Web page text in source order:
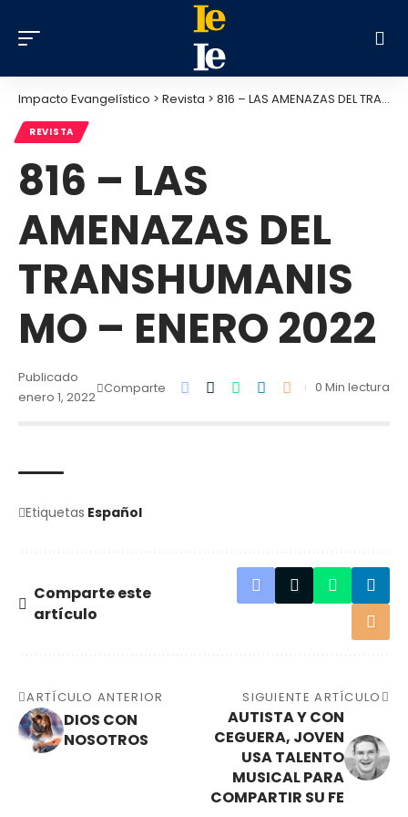
Impacto Evangelístico > Revista > 816 – LAS AMENAZAS DEL TRANSHUMANISMO – ENERO 2022
REVISTA
816 – LAS
AMENAZAS DEL
TRANSHUMANIS
MO – ENERO 2022
Publicado
enero 1, 2022
Comparte 0 Min lectura
Etiquetas Español
Comparte este
artículo
ARTÍCULO ANTERIOR
DIOS CON
NOSOTROS
SIGUIENTE ARTÍCULO
AUTISTA Y CON
CEGUERA, JOVEN
USA TALENTO
MUSICAL PARA
COMPARTIR SU FE